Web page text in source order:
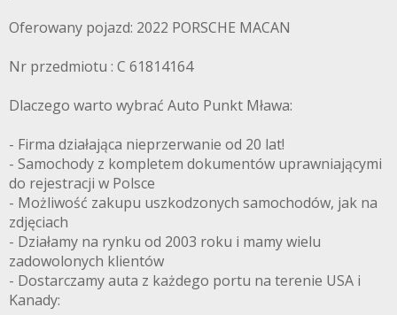
Oferowany pojazd: 2022 PORSCHE MACAN
Nr przedmiotu : C 61814164
Dlaczego warto wybrać Auto Punkt Mława:
- Firma działająca nieprzerwanie od 20 lat!
- Samochody z kompletem dokumentów uprawniającymi
do rejestracji w Polsce
- Możliwość zakupu uszkodzonych samochodów, jak na
zdjęciach
- Działamy na rynku od 2003 roku i mamy wielu
zadowolonych klientów
- Dostarczamy auta z każdego portu na terenie USA i
Kanady: